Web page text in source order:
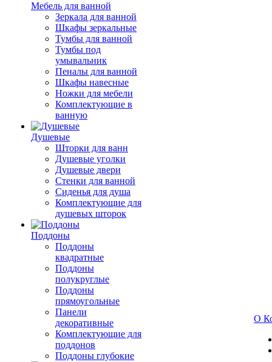
Мебель для ванной
Зеркала для ванной
Шкафы зеркальные
Тумбы для ванной
Тумбы под
умывальник
Пеналы для ванной
Шкафы навесные
Ножки для мебели
Комплектующие в
ванную
Душевые
Шторки для ванн
Душевые уголки
Душевые двери
Стенки для ванной
Сиденья для душа
Комплектующие для
душевых шторок
Поддоны
Поддоны
квадратные
Поддоны
полукруглые
Поддоны
прямоугольные
Панели
декоративные
Комплектующие для
поддонов
Поддоны глубокие
О